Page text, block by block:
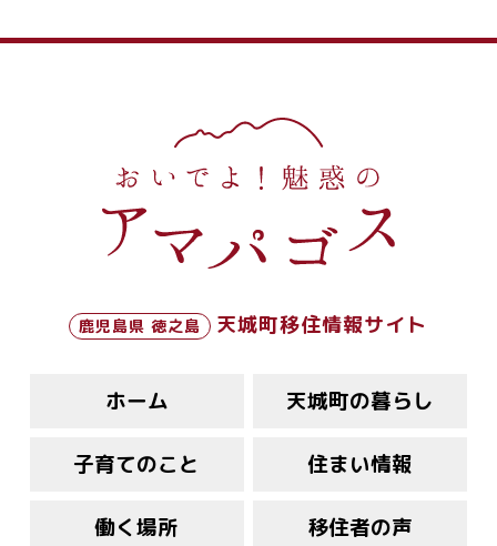
鹿児島県 徳之島 天城町移住情報サイト
ホーム 天城町の暮らし
子育てのこと 住まい情報
働く場所 移住者の声